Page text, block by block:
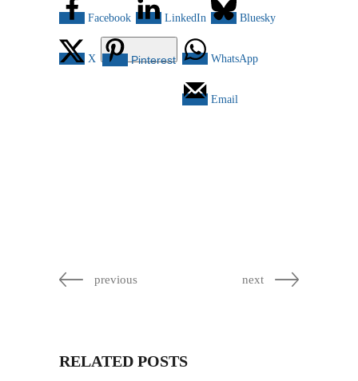
Facebook LinkedIn Bluesky
X Pinterest WhatsApp
Email
previous next
RELATED POSTS